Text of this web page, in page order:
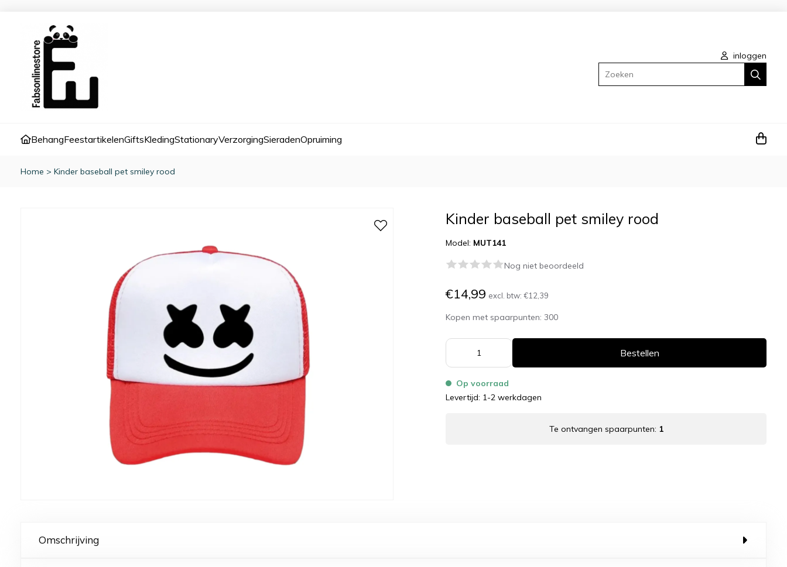
inloggen
Zoeken
BehangFeestartikelenGiftsKledingStationaryVerzorgingSieradenOpruiming
Home > Kinder baseball pet smiley rood
Kinder baseball pet smiley rood
Model: MUT141
Nog niet beoordeeld
€14,99 excl. btw:€12,39
Kopen met spaarpunten:300
Bestellen
Op voorraad
Levertijd: 1-2 werkdagen
Te ontvangen spaarpunten: 1
Omschrijving